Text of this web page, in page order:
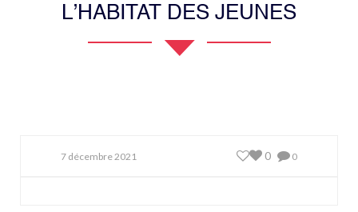
L’HABITAT DES JEUNES
7 décembre 2021 0
0